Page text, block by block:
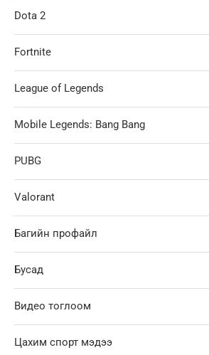
Dota 2
Fortnite
League of Legends
Mobile Legends: Bang Bang
PUBG
Valorant
Багийн профайл
Бусад
Видео тоглоом
Цахим спорт мэдээ